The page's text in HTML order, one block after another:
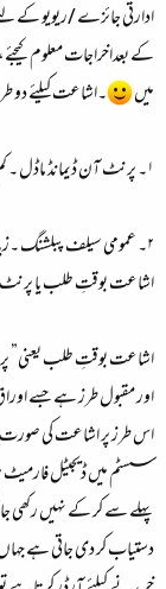
ادارتی جائزے /ریویو کے
کے بعداخراجات معلوم
میں
۔اشاعت کیلئے دو
۱۔ پرنٹ آن ڈیمانڈ ماڈل ۔ کم سے کم ۳۰ نسخوں کے ساتھ اشاعت
۲۔ عمومی سیلف پبلشنگ ۔زیادہ تعداد جیسا کہ ۵۰۰ یا ۱۰۰۰ نسخوں کے ساتھ اشاعت
اشاعت بوقتِ طلب یا
اشاعت بوقتِ طلب یعنی”
اور مقبول طرز ہے جسے
اس طرز پر اشاعت کی صورت
سسٹم میں ڈیجیٹل فارمیٹ
پہلے سے کر کے نہیں رکھی
دستیاب کر دی جاتی ہے